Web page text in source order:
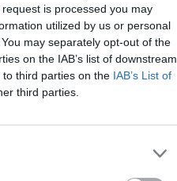
is processed you may
utilized by us or personal
may separately opt-out of the
on the IAB’s list of downstream
third parties on the IAB’s List of
third parties.